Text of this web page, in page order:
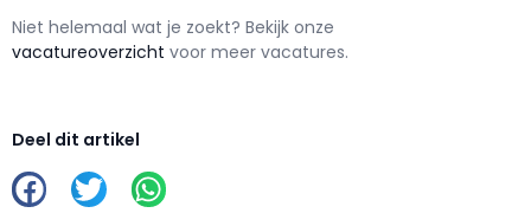
Niet helemaal wat je zoekt? Bekijk onze
vacatureoverzicht voor meer vacatures.
Deel dit artikel